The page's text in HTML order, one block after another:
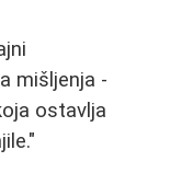
mišljenja -
ostavlja